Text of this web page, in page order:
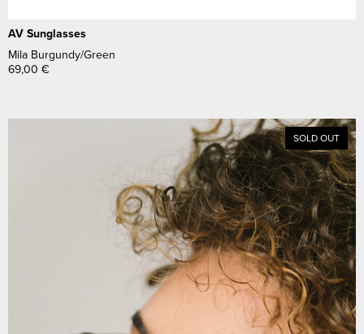
AV Sunglasses
Mila Burgundy/Green
69,00 €
SOLD OUT